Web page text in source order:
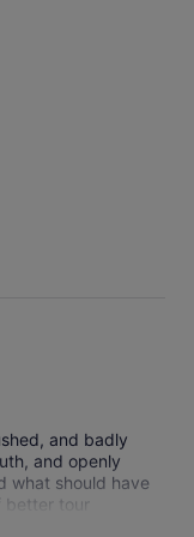
von Rotorua
euch,
nach
Tag, an
der
in die Stadt
and badly
and openly
what should have
better tour
any of them